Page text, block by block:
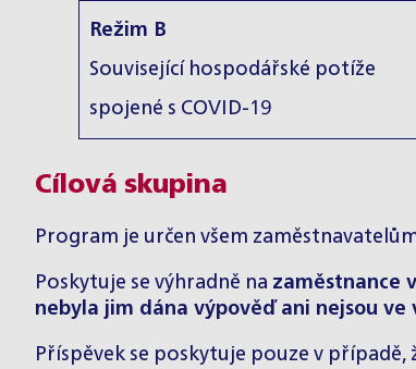
Režim B
Související hospodářské potíže
spojené s COVID-19
Cílová skupina
Program je určen všem
Poskytuje se výhradně na zaměstnance
nebyla jim dána výpověď ani nejsou ve
Příspěvek se poskytuje pouze v případě,